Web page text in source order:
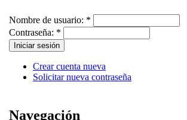
Nombre de usuario: *
Contraseña: *
Crear cuenta nueva
Solicitar nueva contraseña
Navegación